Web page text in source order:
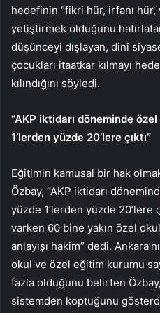
hedefinin “fikri hür, irfanı hür,
yetiştirmek olduğunu
düşünceyi dışlayan, dini
çocukları itaatkar kılmayı
kılındığını söyledi.
“AKP iktidarı döneminde
1’lerden yüzde 20’lere çıktı”
Eğitimin kamusal bir hak
Özbay, “AKP iktidarı
yüzde 1’lerden yüzde 20’lere
varken 60 bine yakın özel
anlayışı hakim” dedi.
okul ve özel eğitim kurumu
fazla olduğunu belirten
sistemden koptuğunu